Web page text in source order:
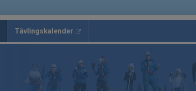
Tävlingskalender